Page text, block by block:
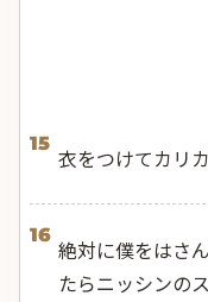
15
衣をつけてカリ
16
絶対に僕をはさ
たらニッシンの